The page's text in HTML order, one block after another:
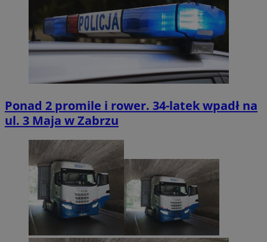
Ponad 2 promile i rower. 34-latek wpadł na
ul. 3 Maja w Zabrzu